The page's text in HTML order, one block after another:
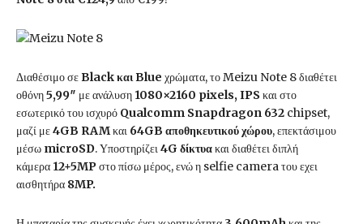
Διαθέσιμο σε Black και Blue χρώματα, το Meizu Note 8 διαθέτει
οθόνη5,99″ με ανάλυση 1080×2160 pixels, IPS και στο
εσωτερικό του ισχυρό Qualcomm Snapdragon 632 chipset,
μαζί με4GB RAMκαι 64GB αποθηκευτικού χώρου, επεκτάσιμου
μέσω microSD. Υποστηρίζει 4G δίκτυακαι διαθέτει διπλή
κάμερα 12+5MPστο πίσω μέρος, ενώ η selfie camera του εχει
αισθητήρα 8MP.